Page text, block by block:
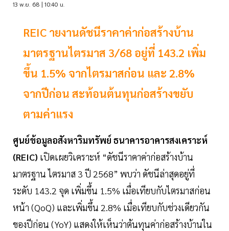
13 พ.ย. 68 | 10:40 น.
REIC ายงานดัชนีราคาค่าก่อสร้างบ้าน
มาตรฐานไตรมาส 3/68 อยู่ที่ 143.2 เพิ่ม
ขึ้น 1.5% จากไตรมาสก่อน และ 2.8%
จากปีก่อน สะท้อนต้นทุนก่อสร้างขยับ
ตามค่าแรง
ศูนย์ข้อมูลอสังหาริมทรัพย์ ธนาคารอาคารสงเคราะห์
(REIC) เปิดเผยวิเคราะห์ “ดัชนีราคาค่าก่อสร้างบ้าน
มาตรฐาน ไตรมาส 3 ปี 2568” พบว่า ดัชนีล่าสุดอยู่ที่
ระดับ 143.2 จุด เพิ่มขึ้น 1.5% เมื่อเทียบกับไตรมาสก่อน
หน้า (QoQ) และเพิ่มขึ้น 2.8% เมื่อเทียบกับช่วงเดียวกัน
ของปีก่อน (YoY) แสดงให้เห็นว่าต้นทุนค่าก่อสร้างบ้านใน